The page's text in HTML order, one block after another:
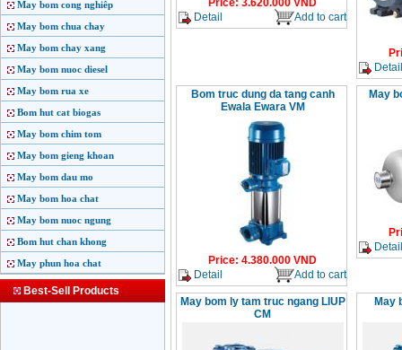
May bom cong nghiêp
May bom chua chay
May bom chay xang
May bom nuoc diesel
May bom rua xe
Bom hut cat biogas
May bom chim tom
May bom gieng khoan
May bom dau mo
May bom hoa chat
May bom nuoc ngung
Bom hut chan khong
May phun hoa chat
Best-Sell Products
Price: 3.620.000 VND
Detail
Add to cart
Detail
Bom truc dung da tang canh
Ewala Ewara VM
Price: 4.380.000 VND
Detail
Add to cart
May
Detail
May bom ly tam truc ngang LIUP
CM
May